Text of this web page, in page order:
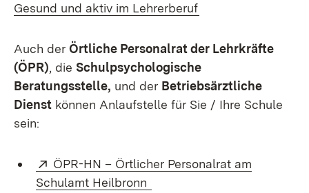
Gesund und aktiv im Lehrerberuf
Auch der Örtliche Personalrat der Lehrkräfte
(ÖPR), die Schulpsychologische
Beratungsstelle, und der Betriebsärztliche
Dienst können Anlaufstelle für Sie / Ihre Schule
sein:
Extern:
ÖPR-HN – Örtlicher Personalrat am
Schulamt Heilbronn